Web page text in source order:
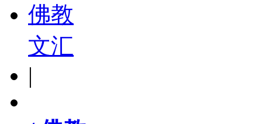
佛教
文汇
|